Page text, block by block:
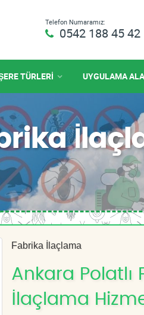
Telefon Numaramız:
0542 188 45 42
TÜRLERİ UYGULAMA
Fabrika İlaçlama
Ankara Polatlı
İlaçlama